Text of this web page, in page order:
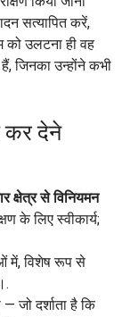
सत्यापित करें,
उलटना ही वह
हैं, जिनका उन्होंने कभी
कर देने
क्षेत्र से विनियमन
के लिए स्वीकार्य;
में, विशेष रूप से
जो दर्शाता है कि